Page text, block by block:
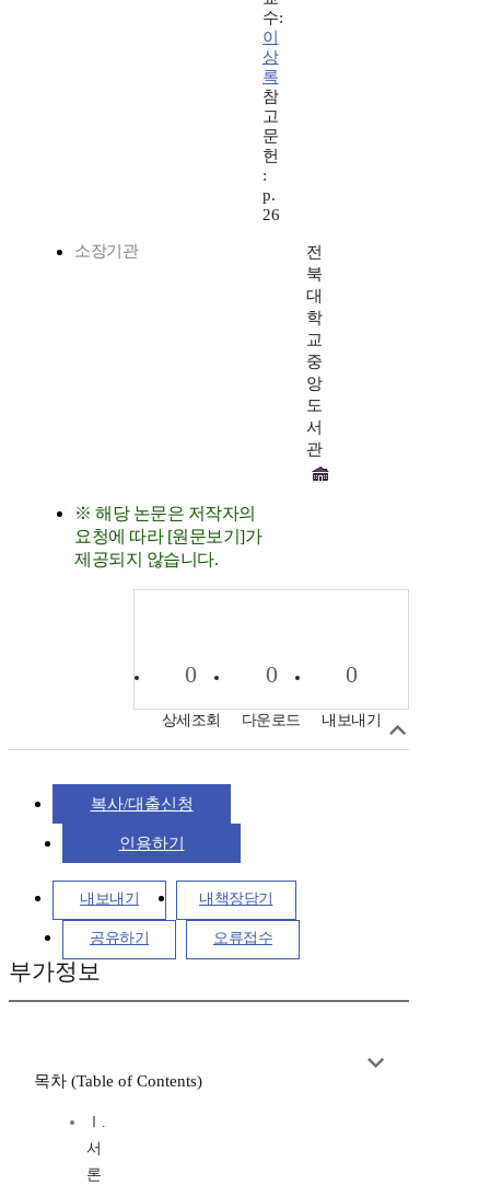
수:
이
상
록
참
고
문
헌
:
p.
26
소장기관
전
북
대
학
교
중
앙
도
서
관
※ 해당 논문은 저작자의
요청에 따라 [원문보기]가
제공되지 않습니다.
0
상세조회
0
다운로드
0
내보내기
복사/대출신청
인용하기
내보내기 내책장담기
공유하기 오류접수
부가정보
목차 (Table of Contents)
Ⅰ.
서
론